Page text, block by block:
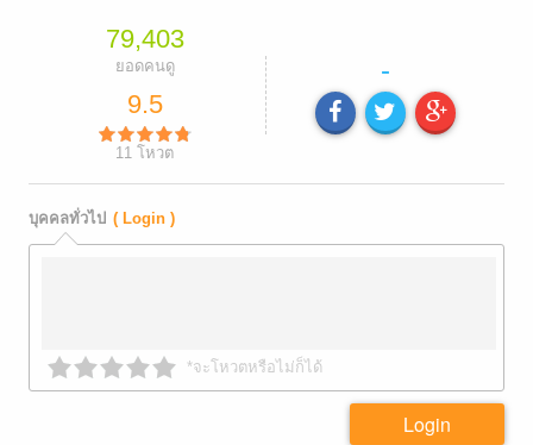
79,403
ยอดคนดู
9.5
11 โหวต
-
บุคคลทั่วไป ( Login )
*จะโหวตหรือไม่ก็ได้
Login